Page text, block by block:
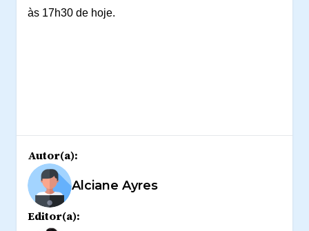
às 17h30 de hoje.
Autor(a):
Alciane Ayres
Editor(a):